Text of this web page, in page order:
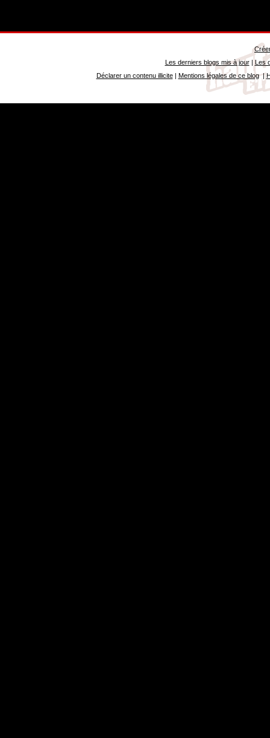
Les derniers blogs mis à jour| Les
Déclarer un contenu illicite| Mentions légales de ce blog|